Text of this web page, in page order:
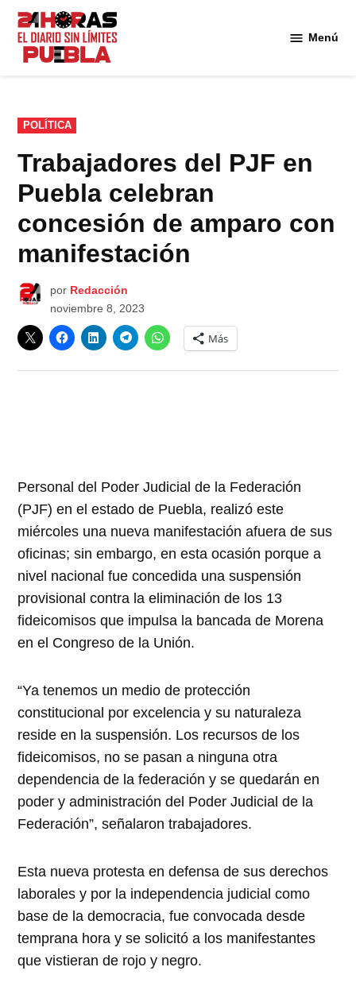
Saltar
contenido
Menú
PUBLICADO
EN
POLÍTICA
Trabajadores del PJF en
Puebla celebran
concesión de amparo con
manifestación
por Redacción
noviembre 8, 2023
Más
Personal del Poder Judicial de la Federación
(PJF) en el estado de Puebla, realizó este
miércoles una nueva manifestación afuera de sus
oficinas; sin embargo, en esta ocasión porque a
nivel nacional fue concedida una suspensión
provisional contra la eliminación de los 13
fideicomisos que impulsa la bancada de Morena
en el Congreso de la Unión.
“Ya tenemos un medio de protección
constitucional por excelencia y su naturaleza
reside en la suspensión. Los recursos de los
fideicomisos, no se pasan a ninguna otra
dependencia de la federación y se quedarán en
poder y administración del Poder Judicial de la
Federación”, señalaron trabajadores.
Esta nueva protesta en defensa de sus derechos
laborales y por la independencia judicial como
base de la democracia, fue convocada desde
temprana hora y se solicitó a los manifestantes
que vistieran de rojo y negro.